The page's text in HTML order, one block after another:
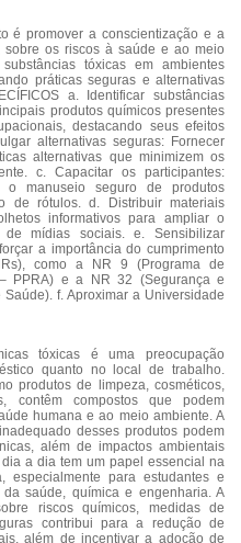
é promover a conscientização e a
os riscos à saúde e ao meio
tóxicas em ambientes
práticas seguras e alternativas
a. Identificar substâncias
produtos químicos presentes
destacando seus efeitos
alternativas seguras: Fornecer
alternativas que minimizem os
c. Capacitar os participantes:
o manuseio seguro de produtos
de rótulos. d. Distribuir materiais
informativos para ampliar o
mídias sociais. e. Sensibilizar
a importância do cumprimento
como a NR 9 (Programa de
PPRA) e a NR 32 (Segurança e
f. Aproximar a Universidade
tóxicas é uma preocupação
quanto no local de trabalho.
produtos de limpeza, cosméticos,
contêm compostos que podem
humana e ao meio ambiente. A
desses produtos podem
além de impactos ambientais
a dia tem um papel essencial na
especialmente para estudantes e
saúde, química e engenharia. A
riscos químicos, medidas de
contribui para a redução de
além de incentivar a adoção de